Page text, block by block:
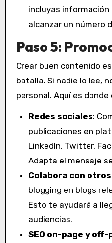
incluyas
alcanzar un número
Paso 5:
Crear buen contenido
batalla. Si nadie lo lee,
personal. Aquí es
Redes sociales:
publicaciones en
LinkedIn, Twitter,
Adapta el mensaje
Colabora con
blogging en blogs
Esto te ayudará a
audiencias.
SEO on-page y off-